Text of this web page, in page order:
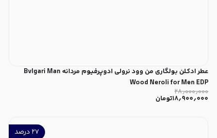
عطر ادکلن بولگاری من وود نرولی ادوپرفیوم مردانه Bvlgari Man
Wood Neroli for Men EDP
۲۸٫۰۰۰٫۰۰۰
۱۸٫۹۰۰٫۰۰۰تومان
۲۷ درصد